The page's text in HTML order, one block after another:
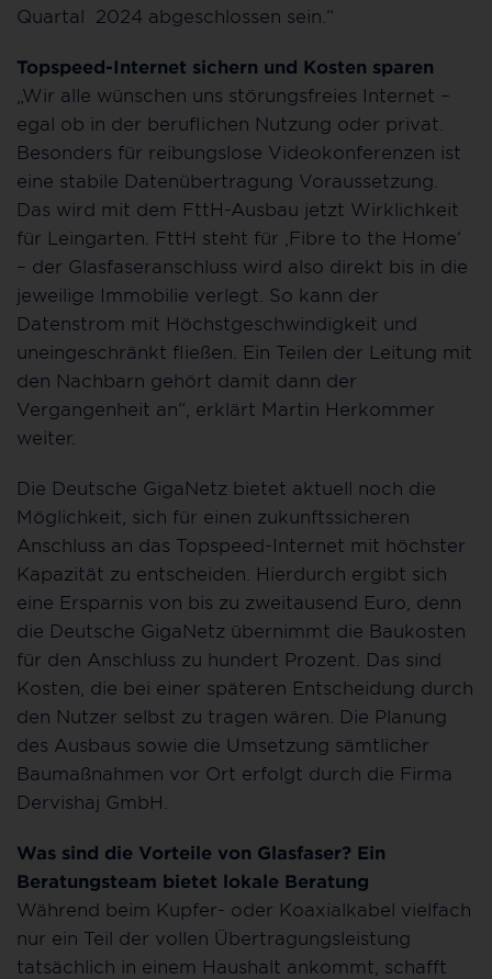
Quartal 2024 abgeschlossen sein.“
Topspeed-Internet sichern und Kosten sparen
„Wir alle wünschen uns störungsfreies Internet –
egal ob in der beruflichen Nutzung oder privat.
Besonders für reibungslose Videokonferenzen ist
eine stabile Datenübertragung Voraussetzung.
Das wird mit dem FttH-Ausbau jetzt Wirklichkeit
für Leingarten. FttH steht für ‚Fibre to the Home‘
– der Glasfaseranschluss wird also direkt bis in die
jeweilige Immobilie verlegt. So kann der
Datenstrom mit Höchstgeschwindigkeit und
uneingeschränkt fließen. Ein Teilen der Leitung mit
den Nachbarn gehört damit dann der
Vergangenheit an“, erklärt Martin Herkommer
weiter.
Die Deutsche GigaNetz bietet aktuell noch die
Möglichkeit, sich für einen zukunftssicheren
Anschluss an das Topspeed-Internet mit höchster
Kapazität zu entscheiden. Hierdurch ergibt sich
eine Ersparnis von bis zu zweitausend Euro, denn
die Deutsche GigaNetz übernimmt die Baukosten
für den Anschluss zu hundert Prozent. Das sind
Kosten, die bei einer späteren Entscheidung durch
den Nutzer selbst zu tragen wären. Die Planung
des Ausbaus sowie die Umsetzung sämtlicher
Baumaßnahmen vor Ort erfolgt durch die Firma
Dervishaj GmbH.
Was sind die Vorteile von Glasfaser? Ein
Beratungsteam bietet lokale Beratung
Während beim Kupfer- oder Koaxialkabel vielfach
nur ein Teil der vollen Übertragungsleistung
tatsächlich in einem Haushalt ankommt, schafft